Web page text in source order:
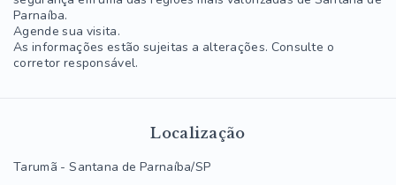
Parnaíba.
Agende sua visita.
As informações estão sujeitas a alterações. Consulte o
corretor responsável.
Localização
Tarumã - Santana de Parnaíba/SP